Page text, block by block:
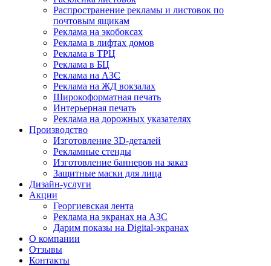
Распространение рекламы и листовок по
почтовым ящикам
Реклама на экобоксах
Реклама в лифтах домов
Реклама в ТРЦ
Реклама в БЦ
Реклама на АЗС
Реклама на ЖД вокзалах
Широкоформатная печать
Интерьерная печать
Реклама на дорожных указателях
Производство
Изготовление 3D-деталей
Рекламные стенды
Изготовление баннеров на заказ
Защитные маски для лица
Дизайн-услуги
Акции
Георгиевская лента
Реклама на экранах на АЗС
Дарим показы на Digital-экранах
О компании
Отзывы
Контакты